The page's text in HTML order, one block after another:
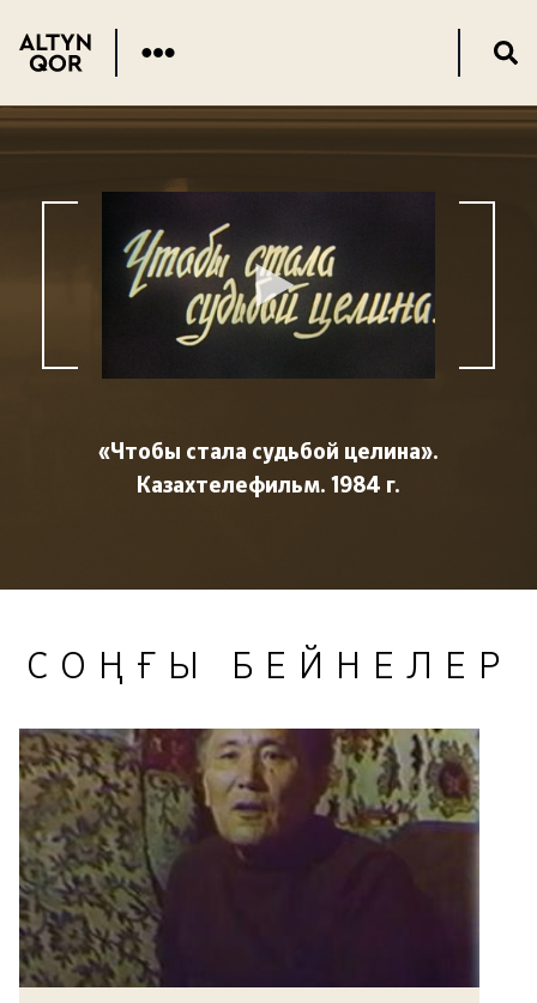
«Чтобы стала судьбой целина».
Казахтелефильм. 1984 г.
СОҢҒЫ БЕЙНЕЛЕР